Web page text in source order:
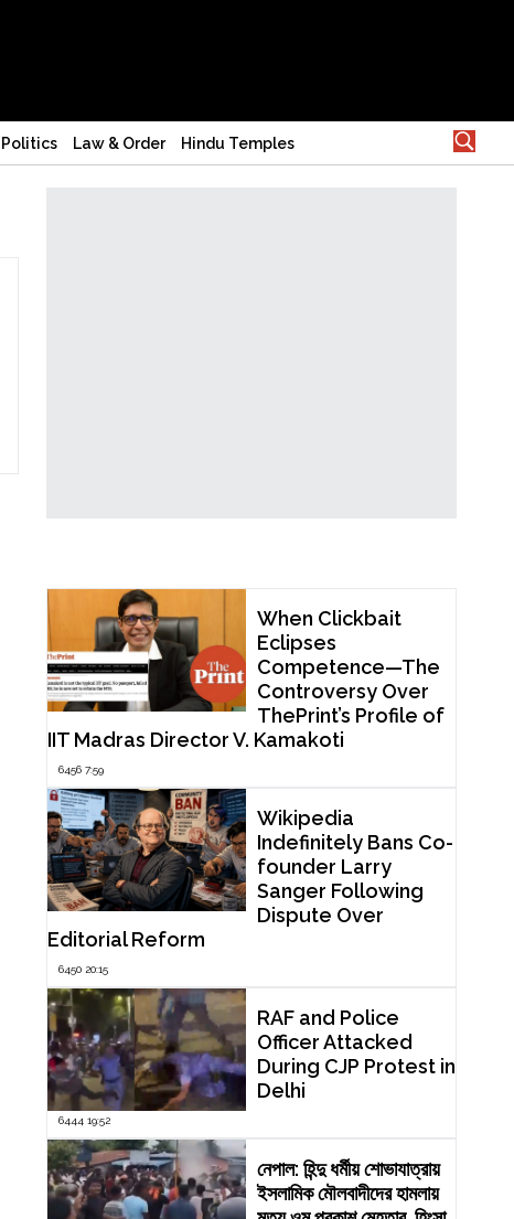
Politics Law & Order Hindu Temples
When Clickbait
Eclipses
Competence—The
Controversy Over
ThePrint’s Profile of
IIT Madras Director V. Kamakoti
6456 7:59
Wikipedia
Indefinitely Bans Co-
founder Larry
Sanger Following
Dispute Over
Editorial Reform
6450 20:15
RAF and Police
Officer Attacked
During CJP Protest in
Delhi
6444 19:52
নেপাল: হিন্দু ধর্মীয় শোভাযাত্রায়
ইসলামিক মৌলবাদীদের হামলায়